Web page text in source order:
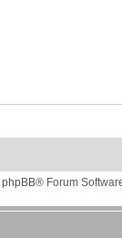
phpBB® Forum